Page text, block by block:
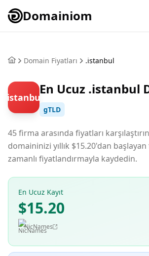
Domainiom
Domain Fiyatları .istanbul
.istanbul
En Ucuz .istanbul
gTLD
45 firma arasında fiyatları
domaininizi yıllık $15.20'dan
zamanlı fiyatlandırmayla kaydedin.
En Ucuz Kayıt
$15.20
NicNames